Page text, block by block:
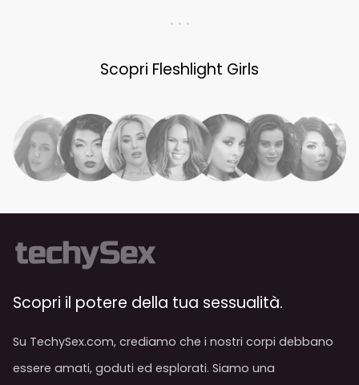
. . .
Scopri Fleshlight Girls
Scopri il potere della tua sessualità.
Su TechySex.com, crediamo che i nostri corpi debbano
essere amati, goduti ed esplorati. Siamo una